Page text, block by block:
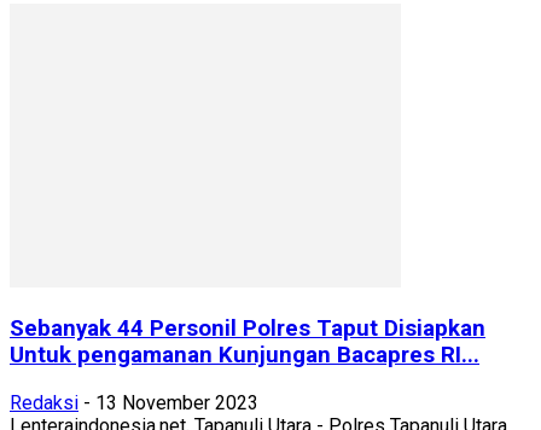
Sebanyak 44 Personil Polres Taput Disiapkan
Untuk pengamanan Kunjungan Bacapres RI...
Redaksi - 13 November 2023